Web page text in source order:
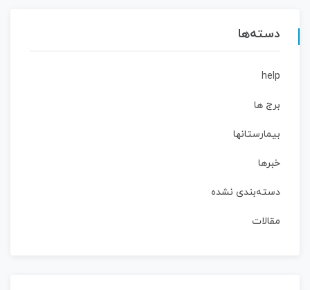
دسته‌ها
help
برج ها
بیمارستانها
خبرها
دسته‌بندی نشده
مقالات